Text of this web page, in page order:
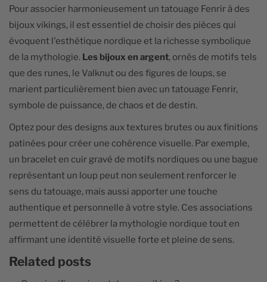
Pour associer harmonieusement un tatouage Fenrir à des
bijoux vikings, il est essentiel de choisir des pièces qui
évoquent l'esthétique nordique et la richesse symbolique
de la mythologie. Les bijoux en argent, ornés de motifs tels
que des runes, le Valknut ou des figures de loups, se
marient particulièrement bien avec un tatouage Fenrir,
symbole de puissance, de chaos et de destin.
Optez pour des designs aux textures brutes ou aux finitions
patinées pour créer une cohérence visuelle. Par exemple,
un bracelet en cuir gravé de motifs nordiques ou une bague
représentant un loup peut non seulement renforcer le
sens du tatouage, mais aussi apporter une touche
authentique et personnelle à votre style. Ces associations
permettent de célébrer la mythologie nordique tout en
affirmant une identité visuelle forte et pleine de sens.
Related posts